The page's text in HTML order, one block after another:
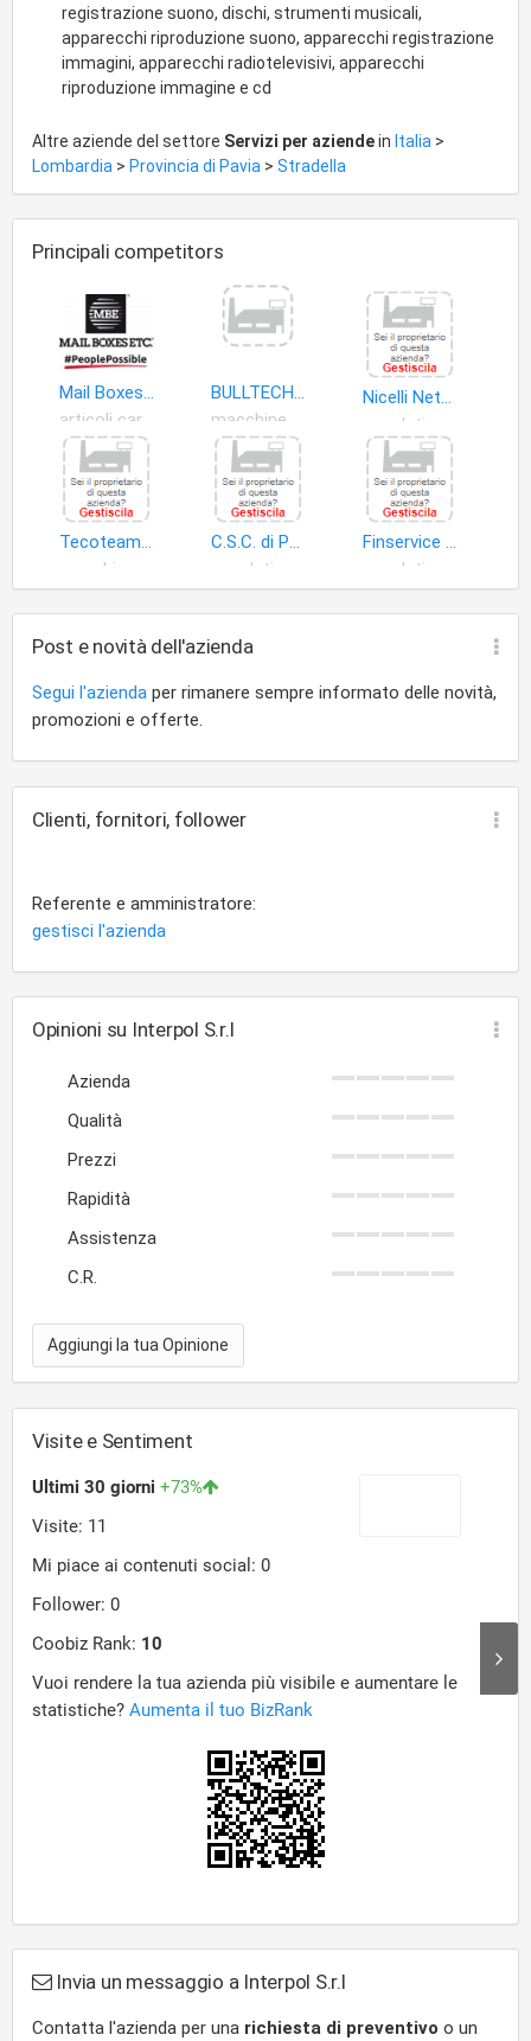
fideiussioni e garanzie reali o personali, anche a favore di
terzi, e assumere partecipazioni e interessenze in altre
societa'o imprese, purche' tali operazioni non siano svolte nei
confronti del pubblico ne' in via prevalente, nel rispetto delle
registrazione suono, dischi, strumenti musicali,
apparecchi riproduzione suono, apparecchi registrazione
immagini, apparecchi radiotelevisivi, apparecchi
riproduzione immagine e cd
Altre aziende del settore Servizi per aziendein Italia >
Lombardia > Provincia di Pavia > Stradella
Principali competitors
Mail Boxes Etc.
BULLTECH di Bernardelli Fabio
Nicelli Network S.r.l
dati
Tecoteam S.r.l
C.S.C. di Pelizza Daniela e C. S.a.s
dati
Finservice Servizi Amministrativo-Aziendali S.r.l
dati
Post e novità dell'azienda
Segui l'azienda per rimanere sempre informato delle novità,
promozioni e offerte.
Clienti, fornitori, follower
Referente e amministratore:
gestisci l'azienda
Opinioni su Interpol S.r.l
Azienda
Qualità
Prezzi
Rapidità
Assistenza
C.R.
Aggiungi la tua Opinione
Visite e Sentiment
Invia un messaggio a Interpol S.r.l
Contatta l'azienda per una richiesta di preventivo o un